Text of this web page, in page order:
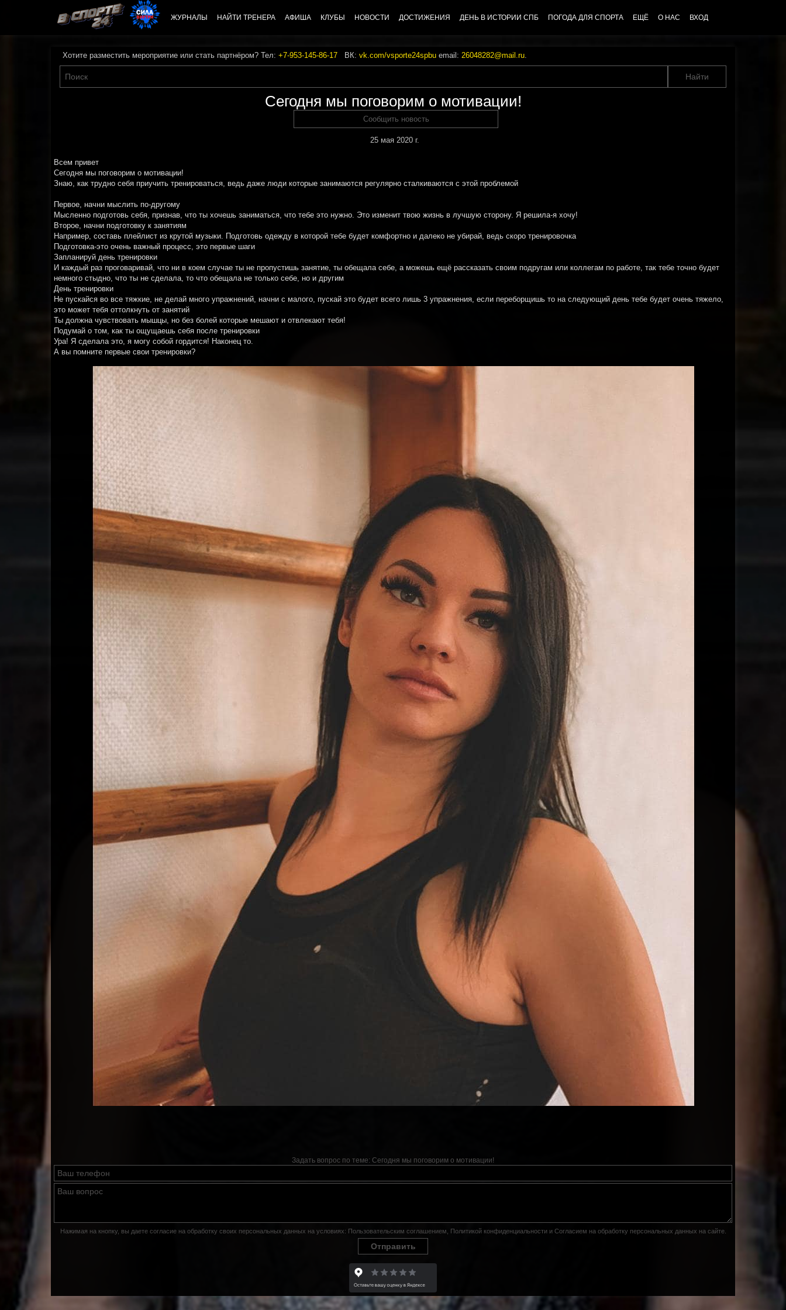
ЖУРНАЛЫ НАЙТИ ТРЕНЕРА АФИША КЛУБЫ НОВОСТИ ДОСТИЖЕНИЯ ДЕНЬ В ИСТОРИИ СПБ ПОГОДА ДЛЯ СПОРТА ЕЩЁ О НАС ВХОД
Хотите разместить мероприятие или стать партнёром? Тел: +7-953-145-86-17 ВК: vk.com/vsporte24spbu email: 26048282@mail.ru.
Сегодня мы поговорим о мотивации!
Сообщить новость
25 мая 2020 г.
Всем привет
Сегодня мы поговорим о мотивации!
Знаю, как трудно себя приучить тренироваться, ведь даже люди которые занимаются регулярно сталкиваются с этой проблемой
Первое, начни мыслить по-другому
Мысленно подготовь себя, признав, что ты хочешь заниматься, что тебе это нужно. Это изменит твою жизнь в лучшую сторону. Я решила-я хочу!
Второе, начни подготовку к занятиям
Например, составь плейлист из крутой музыки. Подготовь одежду в которой тебе будет комфортно и далеко не убирай, ведь скоро тренировочка
Подготовка-это очень важный процесс, это первые шаги
Запланируй день тренировки
И каждый раз проговаривай, что ни в коем случае ты не пропустишь занятие, ты обещала себе, а можешь ещё рассказать своим подругам или коллегам по работе, так тебе точно будет
немного стыдно, что ты не сделала, то что обещала не только себе, но и другим
День тренировки
Не пускайся во все тяжкие, не делай много упражнений, начни с малого, пускай это будет всего лишь 3 упражнения, если переборщишь то на следующий день тебе будет очень тяжело,
это может тебя оттолкнуть от занятий
Ты должна чувствовать мышцы, но без болей которые мешают и отвлекают тебя!
Подумай о том, как ты ощущаешь себя после тренировки
Ура! Я сделала это, я могу собой гордится! Наконец то.
А вы помните первые свои тренировки?
Задать вопрос по теме: Сегодня мы поговорим о мотивации!
Нажимая на кнопку, вы даете согласие на обработку своих персональных данных на условиях: Пользовательским соглашением Политикой конфиденциальностии Согласием на обработку персональных данных на сайте.
Отправить